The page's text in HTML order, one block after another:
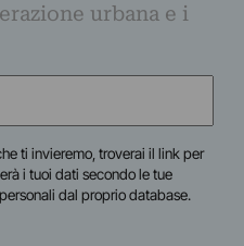
urbana e i
ti invieremo, troverai il link per
i tuoi dati secondo le tue
dal proprio database.